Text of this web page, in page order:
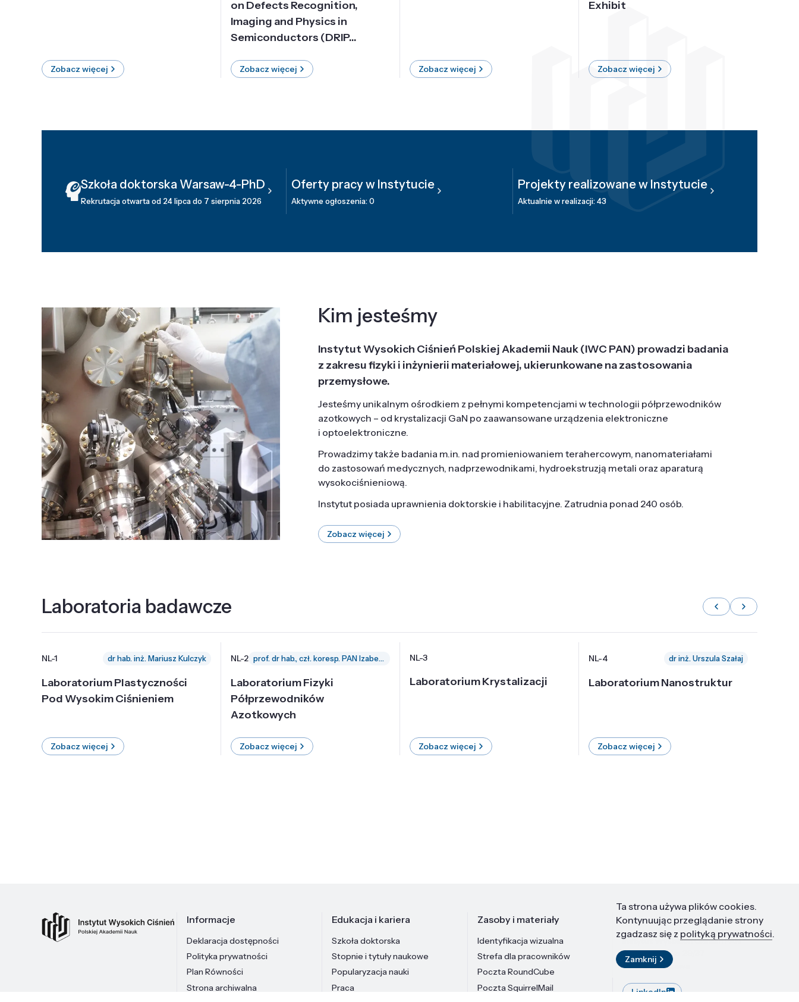
Zobacz więcej
on Defects Recognition,
Imaging and Physics in
Semiconductors (DRIP...
Zobacz więcej Zobacz więcej
Exhibit
Zobacz więcej
Szkoła doktorska Warsaw-4-PhD
Rekrutacja otwarta od 24 lipca do 7 sierpnia 2026
Oferty pracy w Instytucie
Aktywne ogłoszenia: 0
Projekty realizowane w Instytucie
Aktualnie w realizacji: 43
Kim jesteśmy
Instytut Wysokich Ciśnień Polskiej Akademii Nauk (IWC PAN) prowadzi badania
z zakresu fizyki i inżynierii materiałowej, ukierunkowane na zastosowania
przemysłowe.
Jesteśmy unikalnym ośrodkiem z pełnymi kompetencjami w technologii półprzewodników
azotkowych – od krystalizacji GaN po zaawansowane urządzenia elektroniczne
i optoelektroniczne.
Prowadzimy także badania m.in. nad promieniowaniem terahercowym, nanomateriałami
do zastosowań medycznych, nadprzewodnikami, hydroekstruzją metali oraz aparaturą
wysokociśnieniową.
Instytut posiada uprawnienia doktorskie i habilitacyjne. Zatrudnia ponad 240 osób.
Zobacz więcej
Laboratoria badawcze
NL-1 dr hab. inż. Mariusz Kulczyk
Laboratorium Plastyczności
Pod Wysokim Ciśnieniem
Zobacz więcej
NL-2 prof. dr hab., czł. koresp. PAN Izabella Grzegory
Laboratorium Fizyki
Półprzewodników
Azotkowych
Zobacz więcej
NL-3
Laboratorium Krystalizacji
Zobacz więcej
NL-4 dr inż. Urszula Szałaj
Laboratorium Nanostruktur
Zobacz więcej
Informacje
Deklaracja dostępności
Polityka prywatności
Plan Równości
Strona archiwalna
Edukacja i kariera
Szkoła doktorska
Stopnie i tytuły naukowe
Popularyzacja nauki
Praca
Zasoby i materiały
Identyfikacja wizualna
Strefa dla pracowników
Poczta RoundCube
Poczta SquirrelMail
Kontakt
Instytut Wysokich Ciśnień PAN
ul. Sokołowska 29/37
01-142 Warszawa
LinkedIn
Ta strona używa plików cookies.
Kontynuując przeglądanie strony
zgadzasz się z polityką prywatności.
Zamknij